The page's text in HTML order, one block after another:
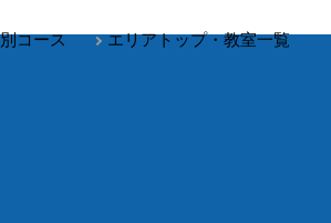
コース エリアトップ・教室一覧